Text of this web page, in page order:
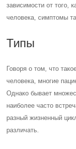
зависимости от того,
человека, симптомы
Типы
Говоря о том, что
человека, многие
Однако бывает
наиболее часто
разный жизненный
различать.